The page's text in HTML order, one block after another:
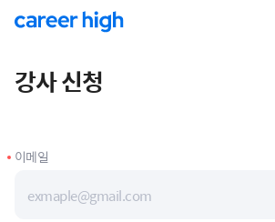
강사 신청
이메일